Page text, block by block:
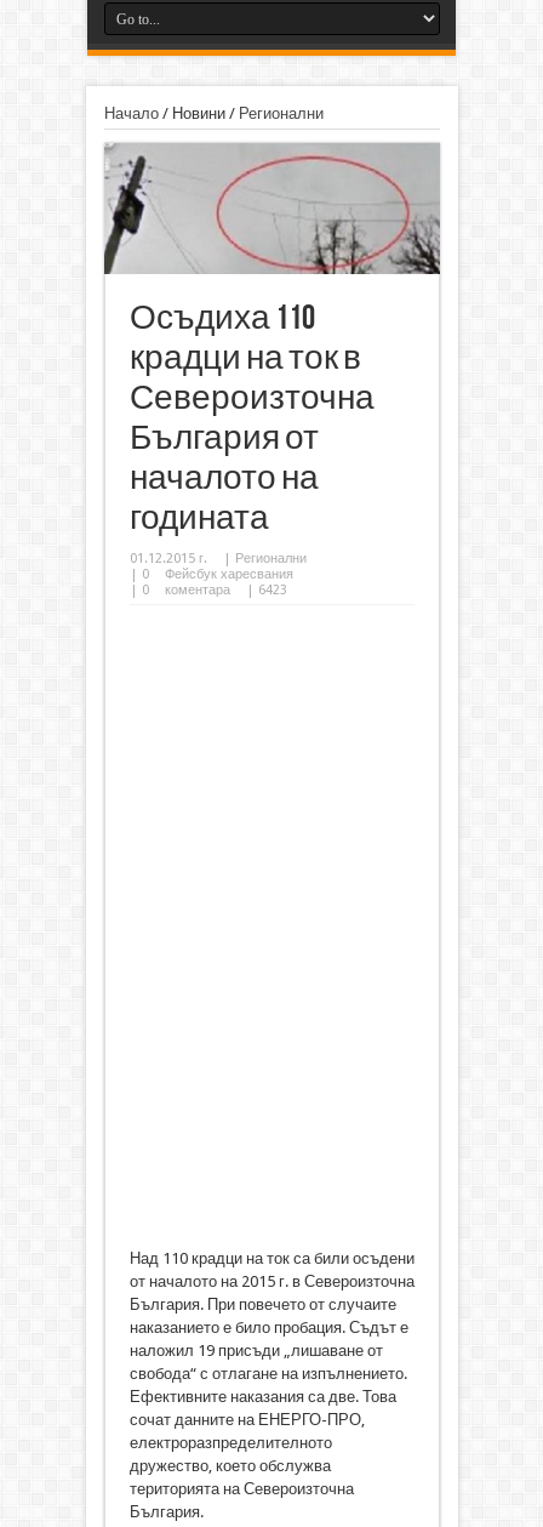
Начало/ Новини/ Регионални
Осъдиха 110
крадци на ток в
Североизточна
България от
началото на
годината
01.12.2015 г.
Регионални
0
Фейсбук харесвания
0 коментара | 6423
Над 110 крадци на ток са били осъдени
от началото на 2015 г. в Североизточна
България. При повечето от случаите
наказанието е било пробация. Съдът е
наложил 19 присъди „лишаване от
свобода“ с отлагане на изпълнението.
Ефективните наказания са две. Това
сочат данните на ЕНЕРГО-ПРО,
електроразпределителното
дружество, което обслужва
територията на Североизточна
България.